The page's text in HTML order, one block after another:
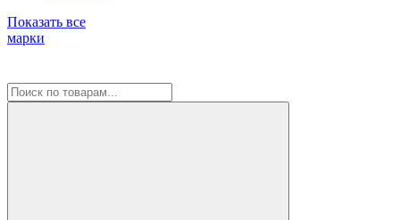
Показать все
марки